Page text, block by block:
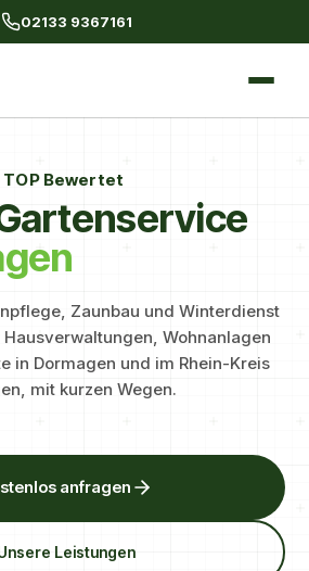
02133 9367161
TOP Bewertet
Zaunbau und Winterdienst
Hausverwaltungen, Wohnanlagen
in Dormagen und im Rhein-Kreis
mit kurzen Wegen.
anfragen
Leistungen